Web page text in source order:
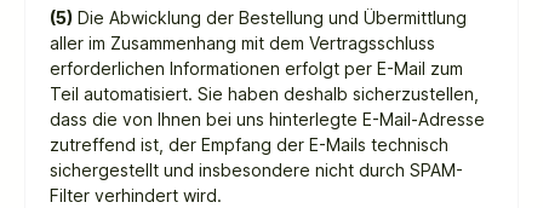
(5) Die Abwicklung der Bestellung und Übermittlung
aller im Zusammenhang mit dem Vertragsschluss
erforderlichen Informationen erfolgt per E-Mail zum
Teil automatisiert. Sie haben deshalb sicherzustellen,
dass die von Ihnen bei uns hinterlegte E-Mail-Adresse
zutreffend ist, der Empfang der E-Mails technisch
sichergestellt und insbesondere nicht durch SPAM-
Filter verhindert wird.